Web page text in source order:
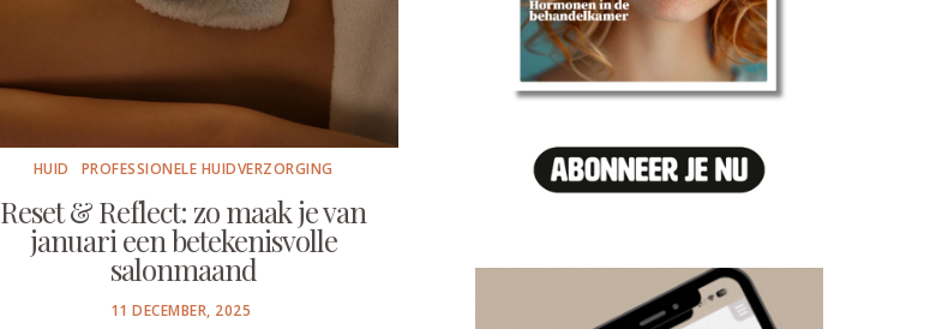
HUID PROFESSIONELE HUIDVERZORGING
Reset & Reflect: zo maak je van
januari een betekenisvolle
salonmaand
POSTED
11 DECEMBER, 2025